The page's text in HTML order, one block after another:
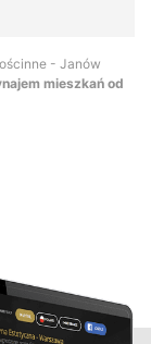
- Janów
mieszkań od